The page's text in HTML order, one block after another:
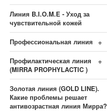
Линия B.I.O.M.E - Уход за
чувствительной кожей
+
Профессиональная линия
+
Профилактическая линия
(MIRRA PROPHYLACTIC )
Золотая линия (GOLD LINE).
Какие проблемы решает
антивозрастная линия Мирра?